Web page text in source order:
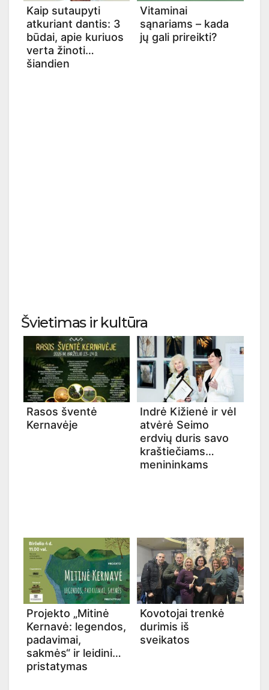
Kaip sutaupyti
atkuriant dantis: 3
būdai, apie kuriuos
verta žinoti
šiandien
Vitaminai
sąnariams – kada
jų gali prireikti?
Švietimas ir kultūra
Rasos šventė
Kernavėje
Indrė Kižienė ir vėl
atvėrė Seimo
erdvių duris savo
kraštiečiams
menininkams
Projekto „Mitinė
Kernavė: legendos,
padavimai,
sakmės“ ir leidinio
pristatymas
Kovotojai trenkė
durimis iš
sveikatos